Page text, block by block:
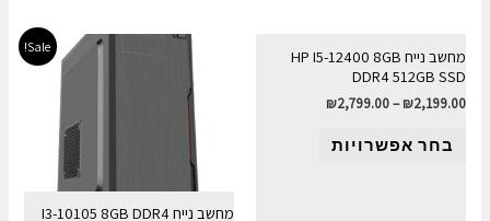
מחשב נייח HP I5-12400 8GB
DDR4 512GB SSD
₪2,199.00
–
₪2,799.00
בחר אפשרויות
Sale!
מחשב נייח I3-10105 8GB DDR4